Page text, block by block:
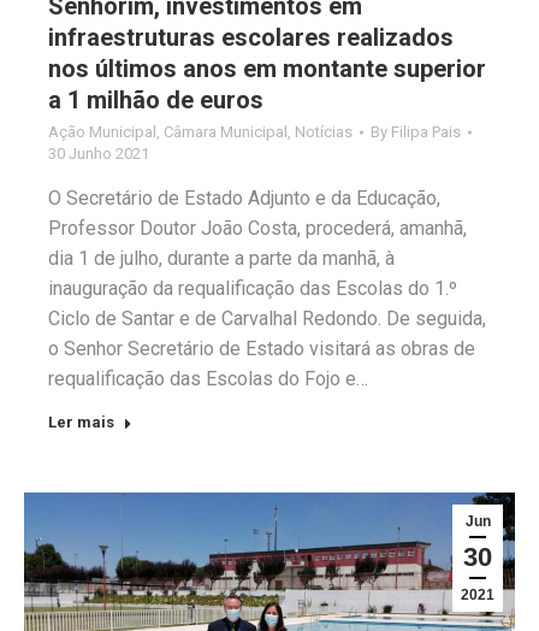
Senhorim, investimentos em
infraestruturas escolares realizados
nos últimos anos em montante superior
a 1 milhão de euros
Ação Municipal , Câmara Municipal , Notícias By Filipa Pais
30 Junho 2021
O Secretário de Estado Adjunto e da Educação,
Professor Doutor João Costa, procederá, amanhã,
dia 1 de julho, durante a parte da manhã, à
inauguração da requalificação das Escolas do 1.º
Ciclo de Santar e de Carvalhal Redondo. De seguida,
o Senhor Secretário de Estado visitará as obras de
requalificação das Escolas do Fojo e…
Ler mais
Jun
30
2021